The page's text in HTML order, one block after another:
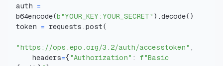
auth =
b64encode(b"YOUR_KEY:YOUR_SECRET" ) .decode( )
token = requests .post(
"https://ops.epo.org/3.2/auth/accesstoken" ,
    headers
={ "Authorization" :